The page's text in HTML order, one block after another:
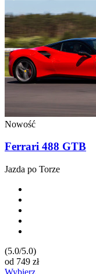
Nowość
Ferrari 488 GTB
Jazda po Torze
(5.0/5.0)
od 749 zł
Wybierz